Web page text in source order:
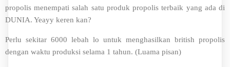
propolis menempati salah satu produk propolis terbaik yang ada di
DUNIA. Yeayy keren kan?
Perlu sekitar 6000 lebah lo untuk menghasilkan british propolis
dengan waktu produksi selama 1 tahun. (Luama pisan)